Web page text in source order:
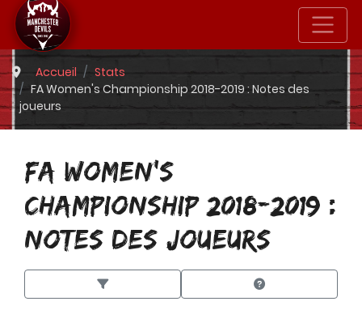
Accueil
Stats
FA Women's Championship 2018-2019 : Notes des
joueurs
FA WOMEN'S
CHAMPIONSHIP 2018-2019 :
NOTES DES JOUEURS